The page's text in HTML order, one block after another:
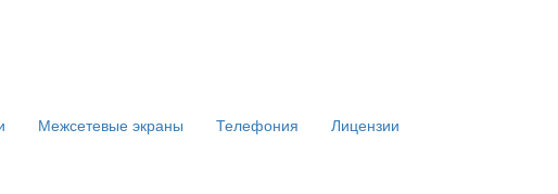
Межсетевые экраны Телефония Лицензии